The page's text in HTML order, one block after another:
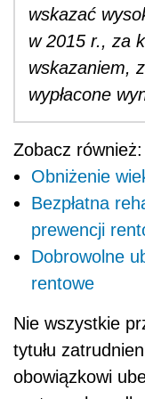
wskazać
w 2015 r., za
wskazaniem,
wypłacone
Zobacz również:
Obniżenie
Bezpłatna
prewencji
Dobrowolne
rentowe
Nie wszystkie
tytułu
obowiązkowi